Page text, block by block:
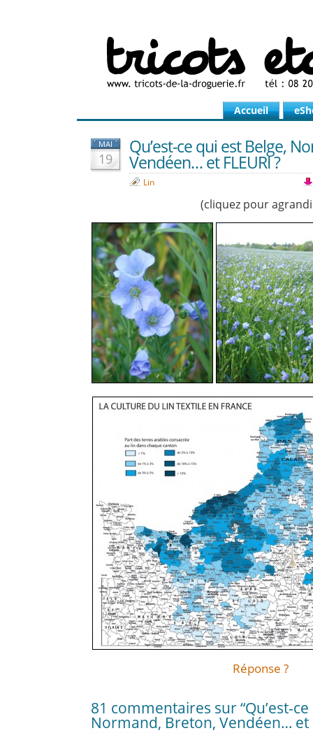
Accueil
MAI
19
Qu’est-ce qui est Belge,
Vendéen… et FLEURI ?
Lin
(cliquez pour
Réponse ?
81 commentaires sur “Qu’est-
Normand, Breton, Vendéen… et